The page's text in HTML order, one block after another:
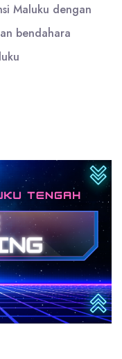
Maluku dengan
bendahara